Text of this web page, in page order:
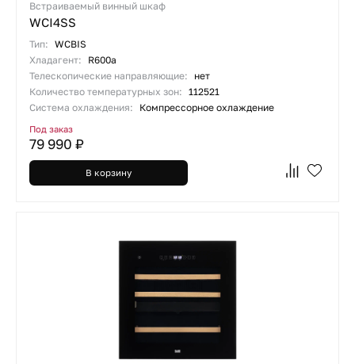
Встраиваемый винный шкаф
WCI4SS
Тип: WCBIS
Хладагент:
R600a
Телескопические направляющие:
нет
Количество температурных зон: 112521
Система охлаждения:
Компрессорное охлаждение
Под заказ
79 990 ₽
В корзину